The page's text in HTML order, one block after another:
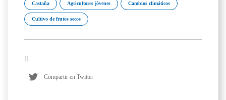
Castaña Agricultores jóvenes Cambios climáticos
Cultivo de frutos secos
Compartir en Twitter